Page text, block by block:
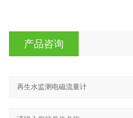
产品咨询